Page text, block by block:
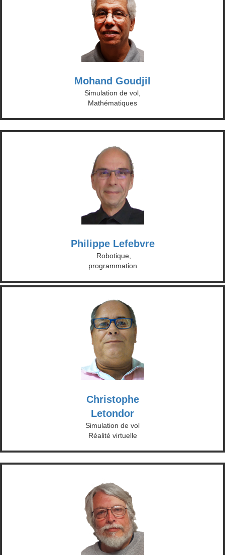
Mohand Goudjil
Simulation de vol,
Mathématiques
Philippe Lefebvre
Robotique,
programmation
Christophe
Letondor
Simulation de vol
Réalité virtuelle